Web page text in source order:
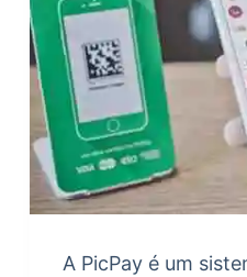
A PicPay é um